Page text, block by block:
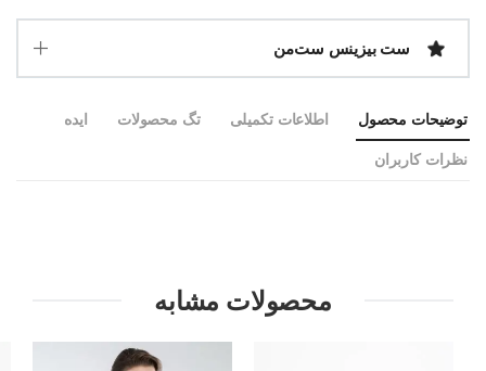
ست بیزینس ست‌من
توضیحات محصول اطلاعات تکمیلی تگ محصولات ایده
نظرات کاربران
محصولات مشابه